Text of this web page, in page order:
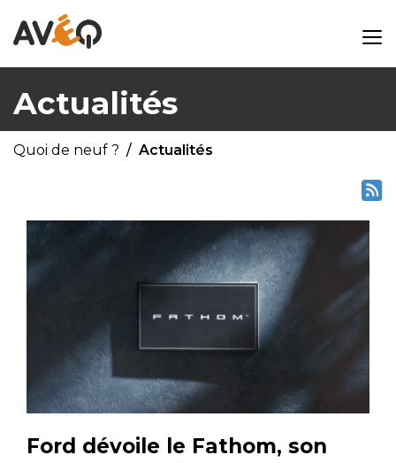
Actualités
Quoi de neuf ? Actualités
Ford dévoile le Fathom, son